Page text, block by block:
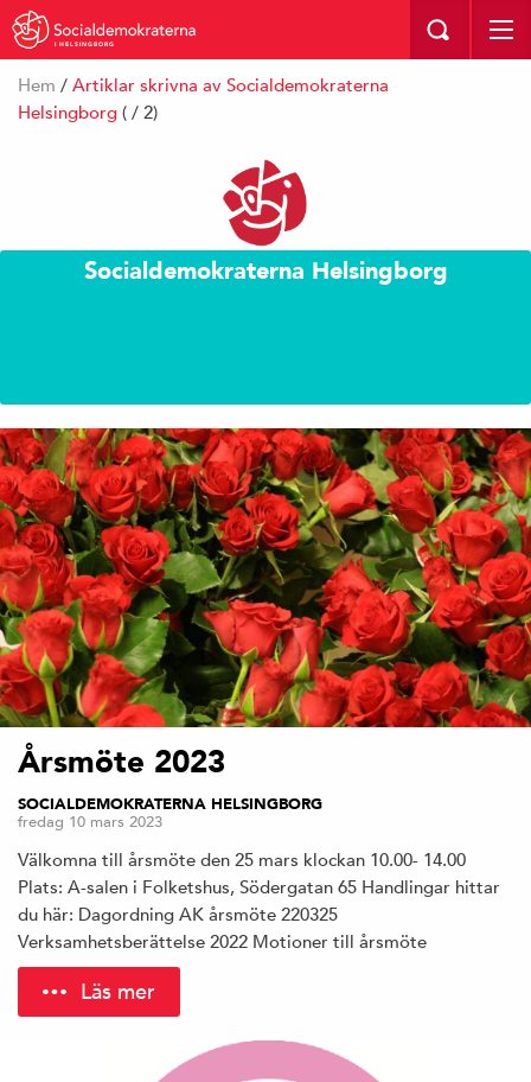
I HELSINGBORG
Hem / Artiklar skrivna av Socialdemokraterna
Helsingborg ( / 2)
Socialdemokraterna Helsingborg
Årsmöte 2023
SOCIALDEMOKRATERNA HELSINGBORG
fredag 10 mars 2023
Välkomna till årsmöte den 25 mars klockan 10.00- 14.00
Plats: A-salen i Folketshus, Södergatan 65 Handlingar hittar
du här: Dagordning AK årsmöte 220325
Verksamhetsberättelse 2022 Motioner till årsmöte
Läs mer